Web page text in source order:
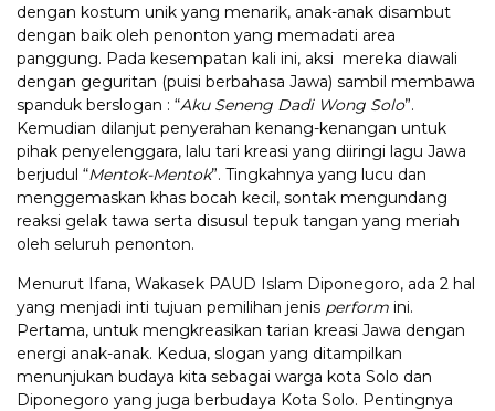
dengan kostum unik yang menarik, anak-anak disambut
dengan baik oleh penonton yang memadati area
panggung. Pada kesempatan kali ini, aksi mereka diawali
dengan geguritan (puisi berbahasa Jawa) sambil membawa
spanduk berslogan : “Aku Seneng Dadi Wong Solo”.
Kemudian dilanjut penyerahan kenang-kenangan untuk
pihak penyelenggara, lalu tari kreasi yang diiringi lagu Jawa
berjudul “Mentok-Mentok”. Tingkahnya yang lucu dan
menggemaskan khas bocah kecil, sontak mengundang
reaksi gelak tawa serta disusul tepuk tangan yang meriah
oleh seluruh penonton.
Menurut Ifana, Wakasek PAUD Islam Diponegoro, ada 2 hal
yang menjadi inti tujuan pemilihan jenis perform ini.
Pertama, untuk mengkreasikan tarian kreasi Jawa dengan
energi anak-anak. Kedua, slogan yang ditampilkan
menunjukan budaya kita sebagai warga kota Solo dan
Diponegoro yang juga berbudaya Kota Solo. Pentingnya